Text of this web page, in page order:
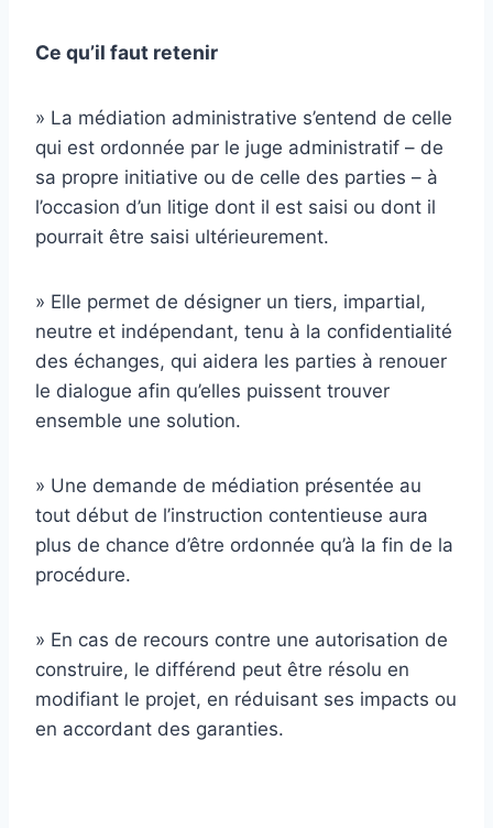
Ce qu’il faut retenir
» La médiation administrative s’entend de celle
qui est ordonnée par le juge administratif – de
sa propre initiative ou de celle des parties – à
l’occasion d’un litige dont il est saisi ou dont il
pourrait être saisi ultérieurement.
» Elle permet de désigner un tiers, impartial,
neutre et indépendant, tenu à la confidentialité
des échanges, qui aidera les parties à renouer
le dialogue afin qu’elles puissent trouver
ensemble une solution.
» Une demande de médiation présentée au
tout début de l’instruction contentieuse aura
plus de chance d’être ordonnée qu’à la fin de la
procédure.
» En cas de recours contre une autorisation de
construire, le différend peut être résolu en
modifiant le projet, en réduisant ses impacts ou
en accordant des garanties.